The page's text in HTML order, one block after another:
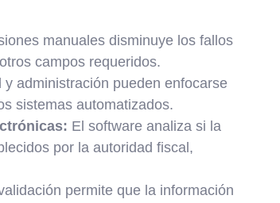
manuales disminuye los fallos
campos requeridos.
administración pueden enfocarse
sistemas automatizados.
El software analiza si la
por la autoridad fiscal,
permite que la información